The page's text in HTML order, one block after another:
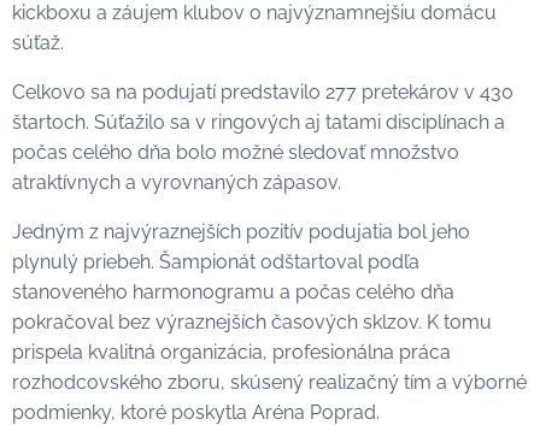
kickboxu a záujem klubov o najvýznamnejšiu domácu
súťaž.
Celkovo sa na podujatí predstavilo 277 pretekárov v 430
štartoch. Súťažilo sa v ringových aj tatami disciplínach a
počas celého dňa bolo možné sledovať množstvo
atraktívnych a vyrovnaných zápasov.
Jedným z najvýraznejších pozitív podujatia bol jeho
plynulý priebeh. Šampionát odštartoval podľa
stanoveného harmonogramu a počas celého dňa
pokračoval bez výraznejších časových sklzov. K tomu
prispela kvalitná organizácia, profesionálna práca
rozhodcovského zboru, skúsený realizačný tím a výborné
podmienky, ktoré poskytla Aréna Poprad.